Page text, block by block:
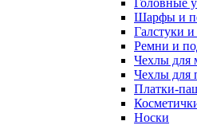
Головные
Шарфы и
Галстуки и
Ремни и
Чехлы для
Чехлы для
Платки-
Носки